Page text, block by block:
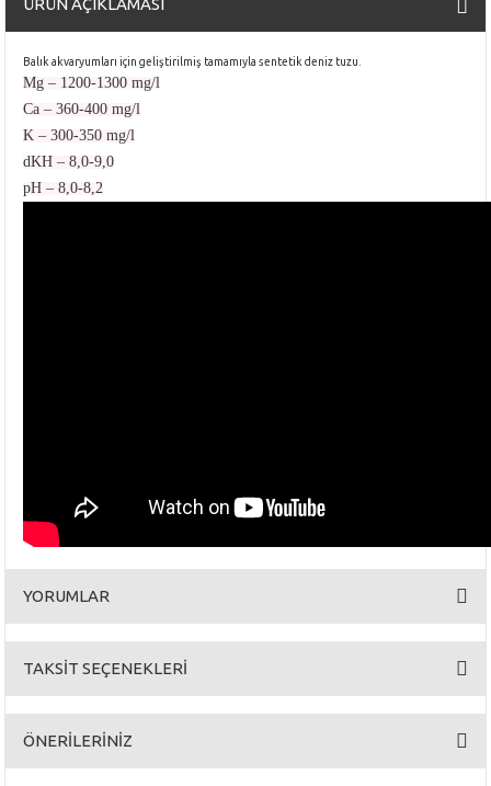
ÜRÜN AÇIKLAMASI
Balık akvaryumları için geliştirilmiş tamamıyla sentetik deniz tuzu.
Mg – 1200-1300 mg/l
Ca – 360-400 mg/l
K – 300-350 mg/l
dKH – 8,0-9,0
pH – 8,0-8,2
YORUMLAR
TAKSİT SEÇENEKLERİ
ÖNERİLERİNİZ